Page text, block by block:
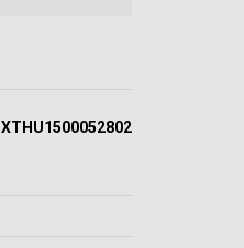
XTHU1500052802